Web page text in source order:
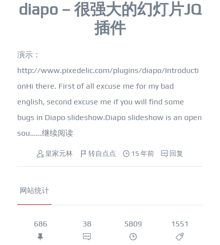
diapo – 很强大的幻灯片JQ
插件
演示：
http://www.pixedelic.com/plugins/diapo/Introducti
onHi there. First of all excuse me for my bad
english, second excuse me if you will find some
bugs in Diapo slideshow.Diapo slideshow is an open
sou......继续阅读
皇家元林 转自点点 15 年前 回复
网站统计
686 38 5809 1551